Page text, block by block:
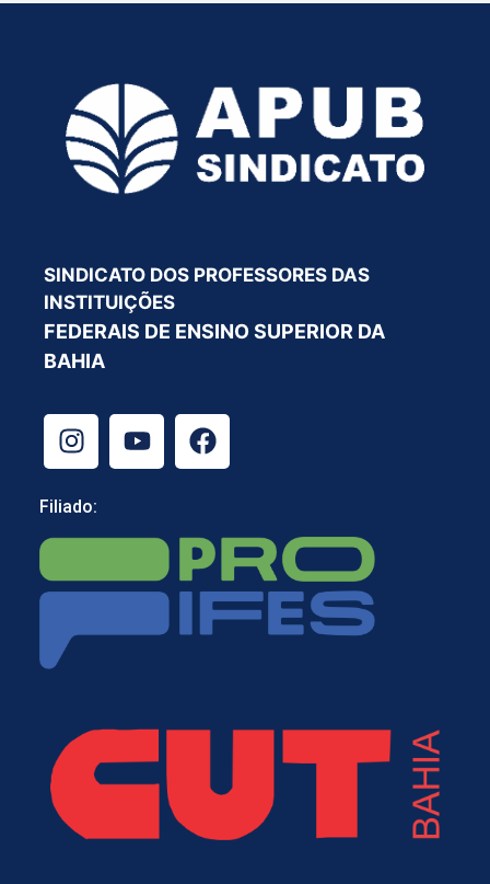
SINDICATO DOS PROFESSORES DAS
INSTITUIÇÕES
FEDERAIS DE ENSINO SUPERIOR DA
BAHIA
Filiado: